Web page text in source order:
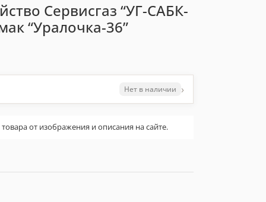
Сервисгаз “УГ-САБК-
“Уралочка-36”
Нет в наличии ›
от изображения и описания на сайте.